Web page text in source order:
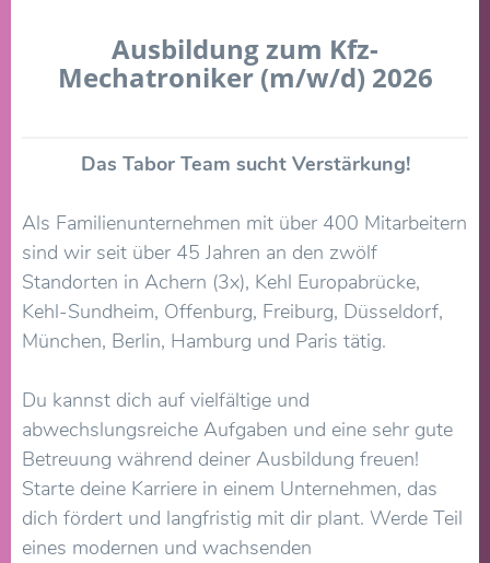
Ausbildung zum Kfz-
Mechatroniker (m/w/d) 2026
Das Tabor Team sucht Verstärkung!
Als Familienunternehmen mit über 400 Mitarbeitern
sind wir seit über 45 Jahren an den zwölf
Standorten in Achern (3x), Kehl Europabrücke,
Kehl-Sundheim, Offenburg, Freiburg, Düsseldorf,
München, Berlin, Hamburg und Paris tätig.
Du kannst dich auf vielfältige und
abwechslungsreiche Aufgaben und eine sehr gute
Betreuung während deiner Ausbildung freuen!
Starte deine Karriere in einem Unternehmen, das
dich fördert und langfristig mit dir plant. Werde Teil
eines modernen und wachsenden